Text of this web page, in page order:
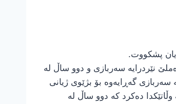
نێردرایە سەربازی و دوو ساڵ لە
گەڕایەوە بۆ بژێوی ژیانی
دەکرد کە دوو ساڵ لە